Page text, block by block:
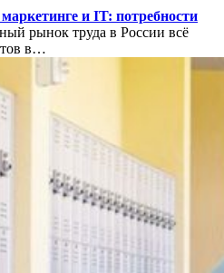
и IT: потребности
рынок труда в России всё
в…